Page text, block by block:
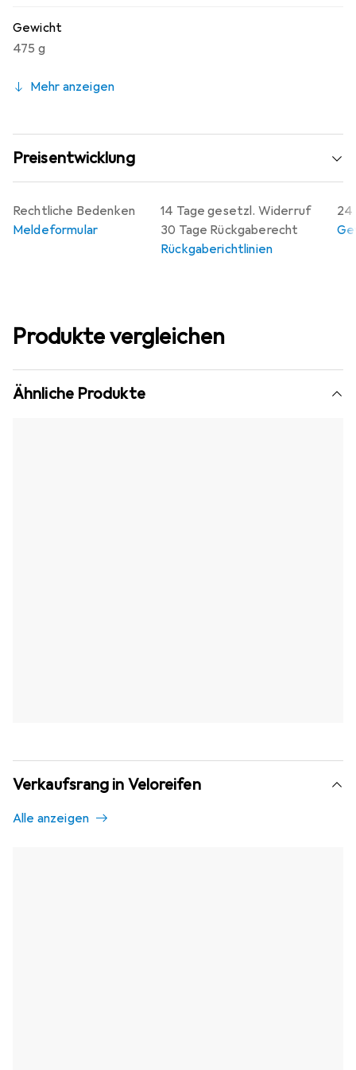
Gewicht
475 g
Mehr anzeigen
Preisentwicklung
14 Tage gesetzl. Widerruf
30 Tage Rückgaberecht
Rückgaberichtlinien
24
Rechtliche Bedenken
Meldeformular
Produkte vergleichen
Ähnliche Produkte
Verkaufsrang in Veloreifen
Alle anzeigen